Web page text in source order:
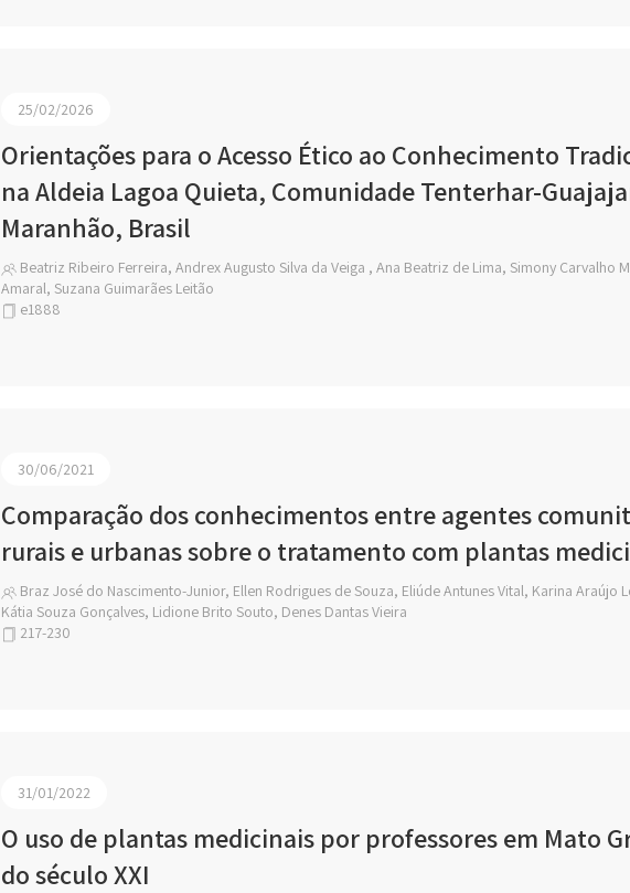
25/02/2026
Orientações para o Acesso Ético ao Conhecimento
na Aldeia Lagoa Quieta, Comunidade Tenterhar-
Maranhão, Brasil
Beatriz Ribeiro Ferreira, Andrex Augusto Silva da Veiga , Ana Beatriz de Lima, Simony Carvalho
Amaral, Suzana Guimarães Leitão
e1888
30/06/2021
Comparação dos conhecimentos entre agentes
rurais e urbanas sobre o tratamento com plantas
Braz José do Nascimento-Junior, Ellen Rodrigues de Souza, Eliúde Antunes Vital, Karina Araújo
Kátia Souza Gonçalves, Lidione Brito Souto, Denes Dantas Vieira
217-230
31/01/2022
O uso de plantas medicinais por professores em Mato
do século XXI